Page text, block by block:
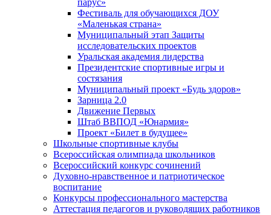
парус»
Фестиваль для обучающихся ДОУ
«Маленькая страна»
Муниципальный этап Защиты
исследовательских проектов
Уральская академия лидерства
Президентские спортивные игры и
состязания
Муниципальный проект «Будь здоров»
Зарница 2.0
Движение Первых
Штаб ВВПОД «Юнармия»
Проект «Билет в будущее»
Школьные спортивные клубы
Всероссийская олимпиада школьников
Всероссийский конкурс сочинений
Духовно-нравственное и патриотическое
воспитание
Конкурсы профессионального мастерства
Аттестация педагогов и руководящих работников